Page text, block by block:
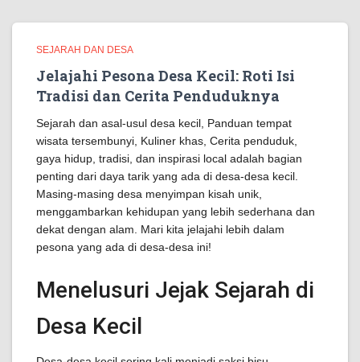
SEJARAH DAN DESA
Jelajahi Pesona Desa Kecil: Roti Isi
Tradisi dan Cerita Penduduknya
Sejarah dan asal-usul desa kecil, Panduan tempat
wisata tersembunyi, Kuliner khas, Cerita penduduk,
gaya hidup, tradisi, dan inspirasi local adalah bagian
penting dari daya tarik yang ada di desa-desa kecil.
Masing-masing desa menyimpan kisah unik,
menggambarkan kehidupan yang lebih sederhana dan
dekat dengan alam. Mari kita jelajahi lebih dalam
pesona yang ada di desa-desa ini!
Menelusuri Jejak Sejarah di
Desa Kecil